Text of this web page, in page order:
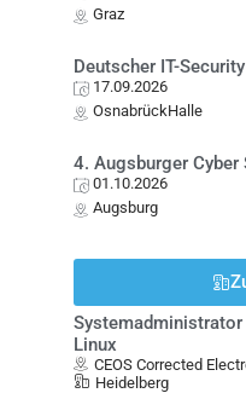
Graz
Deutscher IT-
17.09.2026
OsnabrückHalle
4. Augsburger Cyber
01.10.2026
Augsburg
Linux
CEOS Corrected
Heidelberg